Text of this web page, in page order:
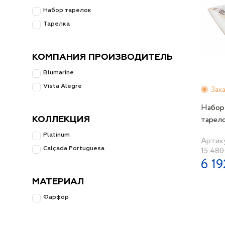
Набор тарелок
Тарелка
КОМПАНИЯ ПРОИЗВОДИТЕЛЬ
Blumarine
Vista Alegre
КОЛЛЕКЦИЯ
Platinum
Calçada Portuguesa
МАТЕРИАЛ
Фарфор
белый
15
6